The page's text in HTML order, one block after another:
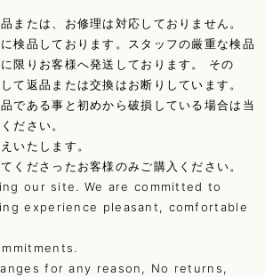
または、お修理は対応しておりません。
検品しております。スタッフの厳重な検品
限りお客様へ発送しております。 その
て返品または交換はお断りしています。
である事と初めから破損している場合は当
ださい。
いたします。
くださったお客様のみご購入ください。
our site. We are committed to
experience pleasant, comfortable
for any reason, No returns,